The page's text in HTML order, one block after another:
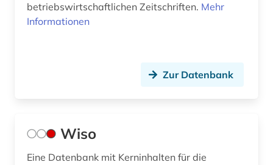
betriebswirtschaftlichen Zeitschriften. Mehr
Informationen
Zur Datenbank
Wiso
Eine Datenbank mit Kerninhalten für die